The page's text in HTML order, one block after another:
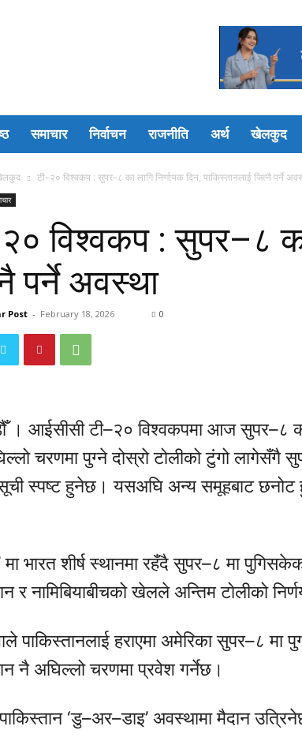
समाचार निर्वाचन राजनीति अर्थ खेलकुद
टी–२० विश्वकप : सुपर–८ का लागि निर्णायक दिन, पाकिस्तानलाई जित्नै पर्ने
विश्वकप : सुपर–८ का
पर्ने अवस्था
Post - February 18, 2026 0
। आईसीसी टी–२० विश्वकपमा आज सुपर–८
चरणमा पुग्ने दोस्रो टोलीको टुंगो लागेसँगै
स्पष्ट हुनेछ। यसअघि अन्य समूहबाट छनोट
मा भारत शीर्ष स्थानमा रहँदै सुपर–८ मा
र नामिबियाबीचको खेलले अन्तिम टोलीको
पाकिस्तानलाई हराएमा अमेरिका सुपर–८ मा
नै अघिल्लो चरणमा प्रवेश गर्नेछ।
‘डु–अर–डाइ’ अवस्थामा मैदान